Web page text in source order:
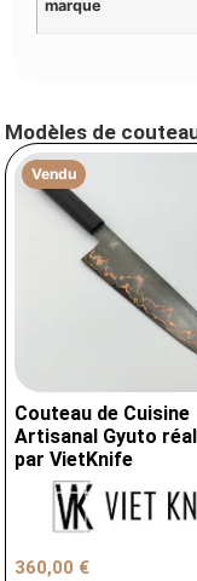
marque
Modèles de
Vendu
Couteau de Cuisine
Artisanal Gyuto
par VietKnife
360,00 €